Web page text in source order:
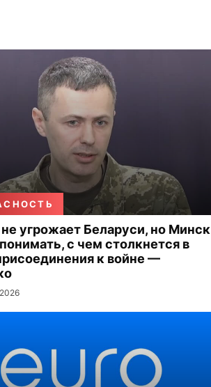
угрожает Беларуси, но Минск
с чем столкнется в
к войне —